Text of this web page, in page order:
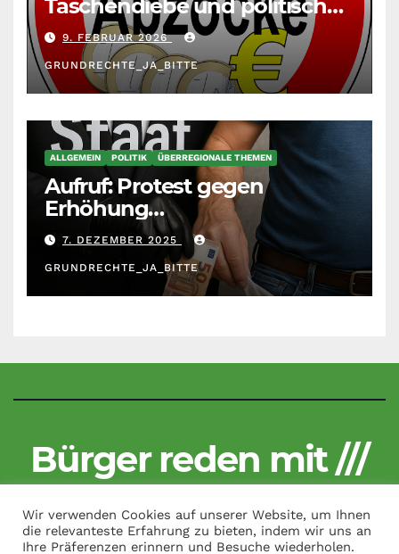
Taschendiebe und politisch
unberechenbar
9. FEBRUAR 2026
GRUNDRECHTE_JA_BITTE
ALLGEMEIN POLITIK ÜBERREGIONALE THEMEN
Aufruf: Protest gegen
Erhöhung
Krankenkassenbeiträge
7. DEZEMBER 2025
GRUNDRECHTE_JA_BITTE
Bürger reden mit ///
Wir verwenden Cookies auf unserer Website, um Ihnen
die relevanteste Erfahrung zu bieten, indem wir uns an
Ihre Präferenzen erinnern und Besuche wiederholen.